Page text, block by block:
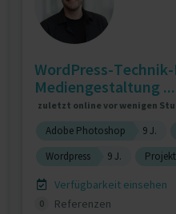
WordPress-
Mediengestaltung ...
zuletzt online vor wenigen
Adobe Photoshop 9 J.
Wordpress
9 J.
Verfügbarkeit einsehen
0
Referenzen